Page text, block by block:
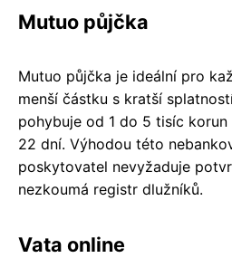
Mutuo půjčka
Mutuo půjčka je ideální pro
menší částku s kratší
pohybuje od 1 do 5 tisíc
22 dní. Výhodou této
poskytovatel nevyžaduje
nezkoumá registr dlužníků.
Vata online